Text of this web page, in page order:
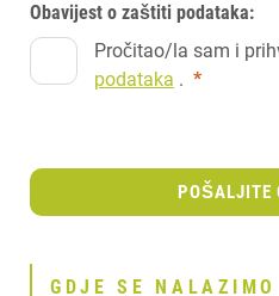
Obavijest o zaštiti podataka:
Pročitao/la sam i
podataka . *
POŠALJITE
GDJE SE NALAZIMO